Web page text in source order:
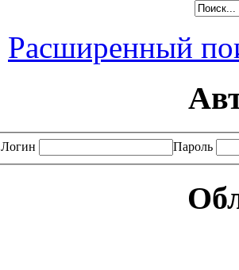
Расширенный
Логин Пароль